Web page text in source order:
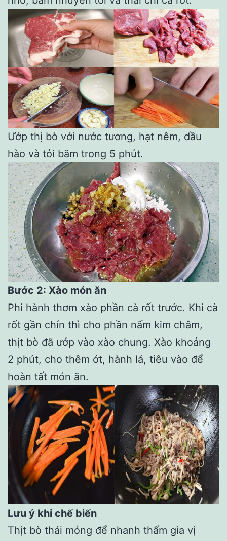
Ướp thị bò với nước tương, hạt nêm, dầu
hào và tỏi băm trong 5 phút.
Bước 2: Xào món ăn
Phi hành thơm xào phần cà rốt trước. Khi cà
rốt gần chín thì cho phần nấm kim châm,
thịt bò đã ướp vào xào chung. Xào khoảng
2 phút, cho thêm ớt, hành lá, tiêu vào để
hoàn tất món ăn.
Lưu ý khi chế biến
Thịt bò thái mỏng để nhanh thấm gia vị